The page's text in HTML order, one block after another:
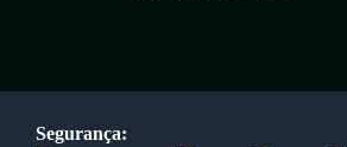
Segurança: